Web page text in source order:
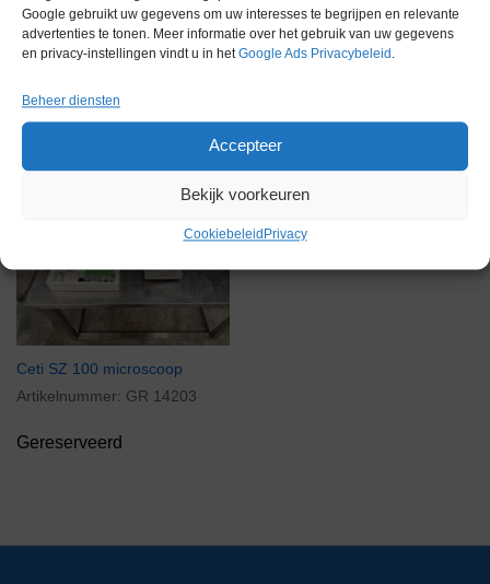
Google gebruikt uw gegevens om uw interesses te begrijpen en relevante
advertenties te tonen. Meer informatie over het gebruik van uw gegevens
en privacy-instellingen vindt u in hetGoogle Ads Privacybeleid .
Beheer diensten
Accepteer
Bekijk voorkeuren
Cookiebeleid Privacy
Gereserveerd
Ceti SZ 100 microscoop
Artikelnummer: GR 14203
Gereserveerd